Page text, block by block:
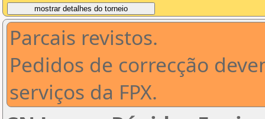
Parcais revistos.
Pedidos de correcção
serviços da FPX.